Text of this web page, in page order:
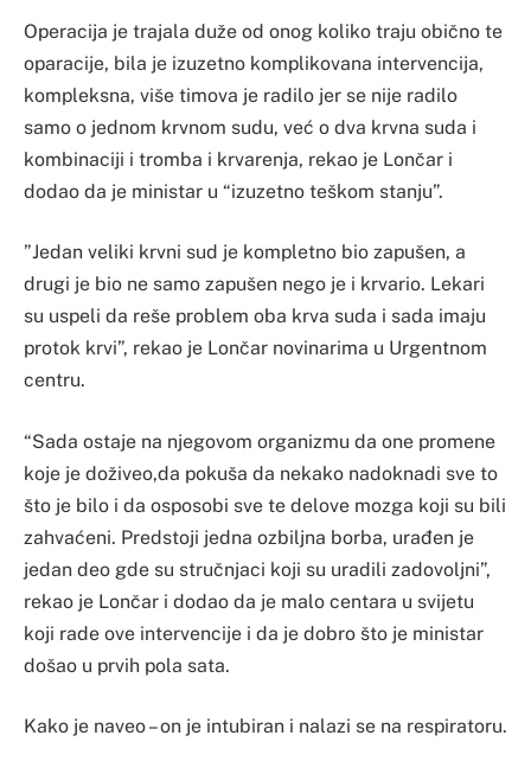
Operacija je trajala duže od onog koliko traju obično te
oparacije, bila je izuzetno komplikovana intervencija,
kompleksna, više timova je radilo jer se nije radilo
samo o jednom krvnom sudu, već o dva krvna suda i
kombinaciji i tromba i krvarenja, rekao je Lončar i
dodao da je ministar u “izuzetno teškom stanju”.
”Jedan veliki krvni sud je kompletno bio zapušen, a
drugi je bio ne samo zapušen nego je i krvario. Lekari
su uspeli da reše problem oba krva suda i sada imaju
protok krvi”, rekao je Lončar novinarima u Urgentnom
centru.
“Sada ostaje na njegovom organizmu da one promene
koje je doživeo,da pokuša da nekako nadoknadi sve to
što je bilo i da osposobi sve te delove mozga koji su bili
zahvaćeni. Predstoji jedna ozbiljna borba, urađen je
jedan deo gde su stručnjaci koji su uradili zadovoljni”,
rekao je Lončar i dodao da je malo centara u svijetu
koji rade ove intervencije i da je dobro što je ministar
došao u prvih pola sata.
Kako je naveo – on je intubiran i nalazi se na respiratoru.